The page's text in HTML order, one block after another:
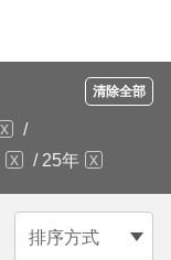
清除全部
/
/ 25年
排序方式